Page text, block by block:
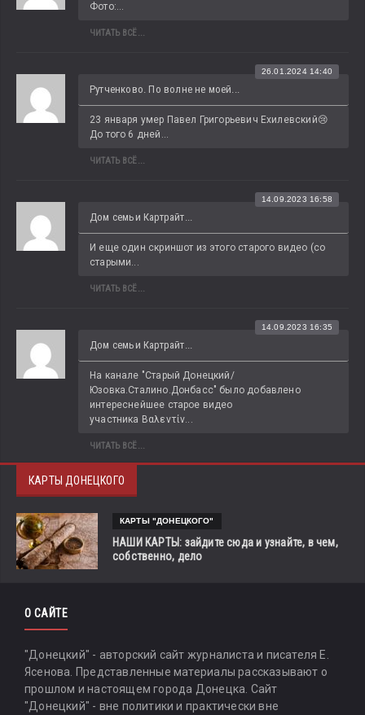
Фото:...
ЧИТАТЬ ВСЁ...
Рутченково. По волне не моей...
26.01.2024 14:40
23 января умер Павел Григорьевич Ехилевский😢
До того 6 дней...
ЧИТАТЬ ВСЁ...
Дом семьи Картрайт...
14.09.2023 16:58
И еще один скриншот из этого старого видео (со
старыми...
ЧИТАТЬ ВСЁ...
Дом семьи Картрайт...
14.09.2023 16:35
На канале "Старый Донецкий/
Юзовка.Сталино.Донбасс" было добавлено
интереснейшее старое видео
участника Βαλεντίν...
ЧИТАТЬ ВСЁ...
КАРТЫ ДОНЕЦКОГО
КАРТЫ "ДОНЕЦКОГО"
НАШИ КАРТЫ: зайдите сюда и узнайте, в чем,
собственно, дело
О САЙТЕ
"Донецкий" - авторский сайт журналиста и писателя Е.
Ясенова. Представленные материалы рассказывают о
прошлом и настоящем города Донецка. Сайт
"Донецкий" - вне политики и практически вне